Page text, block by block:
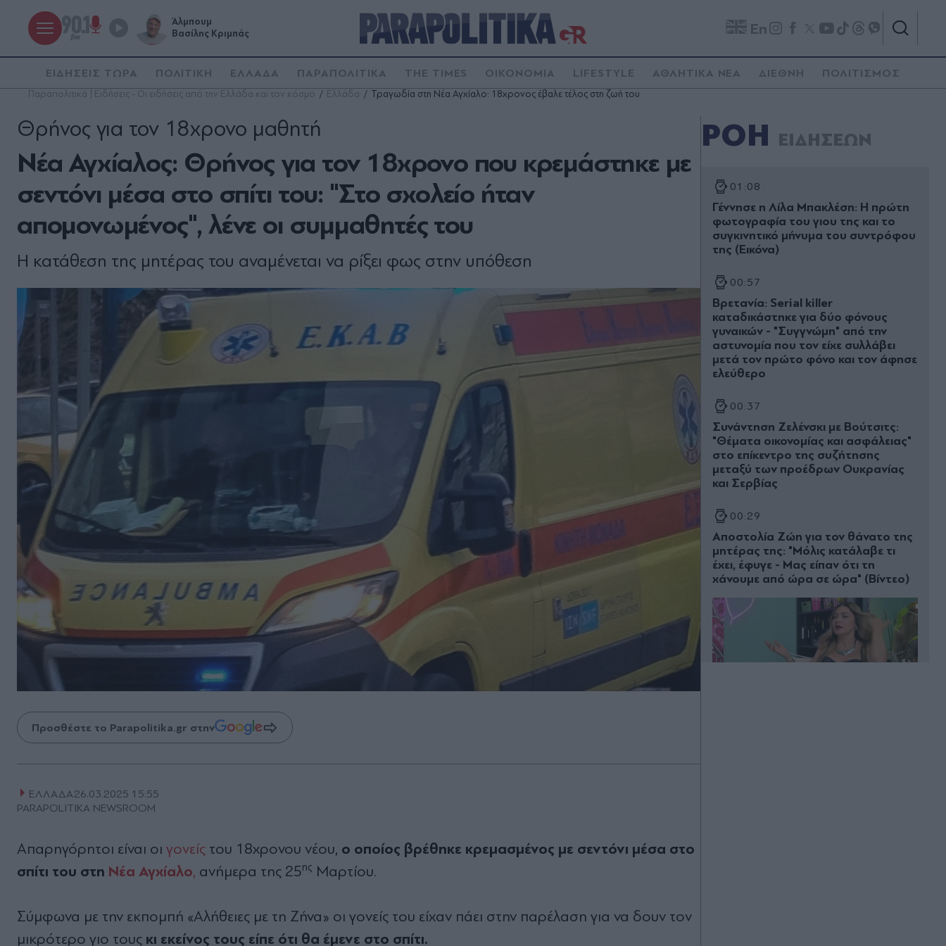
Άλμπουμ
Βασίλης Κριμπάς
En
ΕΙΔΗΣΕΙΣ ΤΩΡΑ ΠΟΛΙΤΙΚΗ ΕΛΛΑΔΑ ΠΑΡΑΠΟΛΙΤΙΚΑ THE TIMES ΟΙΚΟΝΟΜΙΑ LIFESTYLE ΑΘΛΗΤΙΚΑ ΝΕΑ ΔΙΕΘΝΗ ΠΟΛΙΤΙΣΜΟΣ
Παραπολιτικά | Ειδήσεις - Οι ειδήσεις από την Ελλάδα και τον κόσμο Ελλάδα Τραγωδία στη Νέα Αγχίαλο: 18χρονος έβαλε τέλος στη ζωή του
Νέα Αγχίαλος: Θρήνος για τον 18χρονο που κρεμάστηκε με
σεντόνι μέσα στο σπίτι του: "Στο σχολείο ήταν
απομονωμένος", λένε οι συμμαθητές του
Θρήνος για τον 18χρονο μαθητή
Η κατάθεση της μητέρας του αναμένεται να ρίξει φως στην υπόθεση
Προσθέστε το Parapolitika.gr στην
ΕΛΛΑΔΑ26.03.2025 15:55
PARAPOLITIKA NEWSROOM
Απαρηγόρητοι είναι οι γονείς του 18χρονου νέου, ο οποίος βρέθηκε κρεμασμένος με σεντόνι μέσα στο
σπίτι του στη Νέα Αγχίαλο, ανήμερα της 25ης Μαρτίου.
Σύμφωνα με την εκπομπή «Αλήθειες με τη Ζήνα» οι γονείς του είχαν πάει στην παρέλαση για να δουν τον
μικρότερο γιο τους κι εκείνος τους είπε ότι θα έμενε στο σπίτι.
ΡΟΗ ΕΙΔΗΣΕΩΝ
01:08
Γέννησε η Λίλα Μπακλέση: Η πρώτη
φωτογραφία του γιου της και το
συγκινητικό μήνυμα του συντρόφου
της (Εικόνα)
00:57
Βρετανία: Serial killer
καταδικάστηκε για δύο φόνους
γυναικών - "Συγγνώμη" από την
αστυνομία που τον είχε συλλάβει
μετά τον πρώτο φόνο και τον άφησε
ελεύθερο
00:37
Συνάντηση Ζελένσκι με Βούτσιτς:
"Θέματα οικονομίας και ασφάλειας"
στο επίκεντρο της συζήτησης
μεταξύ των προέδρων Ουκρανίας
και Σερβίας
00:29
Αποστολία Ζώη για τον θάνατο της
μητέρας της: "Μόλις κατάλαβε τι
έχει, έφυγε - Μας είπαν ότι τη
χάνουμε από ώρα σε ώρα" (Βίντεο)